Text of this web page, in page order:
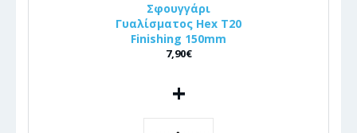
Σφουγγάρι
Γυαλίσματος Hex T20
Finishing 150mm
7,90€
+